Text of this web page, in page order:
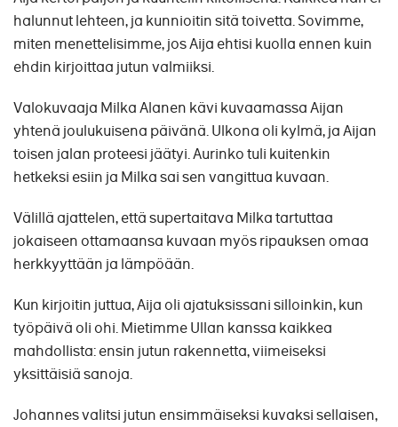
halunnut lehteen, ja kunnioitin sitä toivetta. Sovimme,
miten menettelisimme, jos Aija ehtisi kuolla ennen kuin
ehdin kirjoittaa jutun valmiiksi.
Valokuvaaja Milka Alanen kävi kuvaamassa Aijan
yhtenä joulukuisena päivänä. Ulkona oli kylmä, ja Aijan
toisen jalan proteesi jäätyi. Aurinko tuli kuitenkin
hetkeksi esiin ja Milka sai sen vangittua kuvaan.
Välillä ajattelen, että supertaitava Milka tartuttaa
jokaiseen ottamaansa kuvaan myös ripauksen omaa
herkkyyttään ja lämpöään.
Kun kirjoitin juttua, Aija oli ajatuksissani silloinkin, kun
työpäivä oli ohi. Mietimme Ullan kanssa kaikkea
mahdollista: ensin jutun rakennetta, viimeiseksi
yksittäisiä sanoja.
Johannes valitsi jutun ensimmäiseksi kuvaksi sellaisen,